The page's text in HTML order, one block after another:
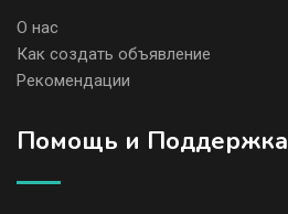
О нас
Как создать объявление
Рекомендации
Помощь и Поддержка